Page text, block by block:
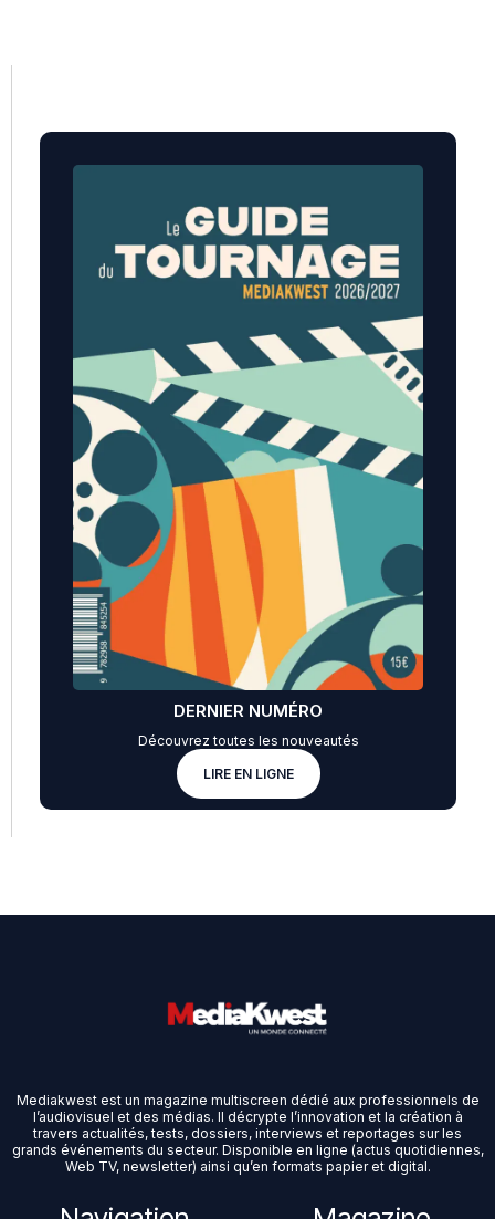
DERNIER NUMÉRO
Découvrez toutes les nouveautés
LIRE EN LIGNE
Mediakwest est un magazine multiscreen dédié aux professionnels de
l’audiovisuel et des médias. Il décrypte l’innovation et la création à
travers actualités, tests, dossiers, interviews et reportages sur les
grands événements du secteur. Disponible en ligne (actus quotidiennes,
Web TV, newsletter) ainsi qu’en formats papier et digital.